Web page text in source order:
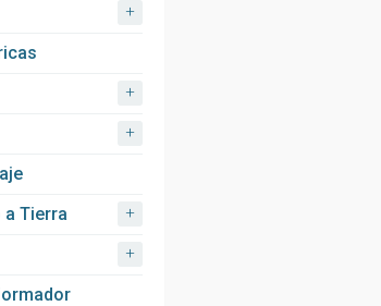
+
+
+
Tierra
+
+